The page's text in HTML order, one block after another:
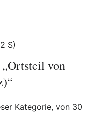
S)
von
Kategorie, von 30